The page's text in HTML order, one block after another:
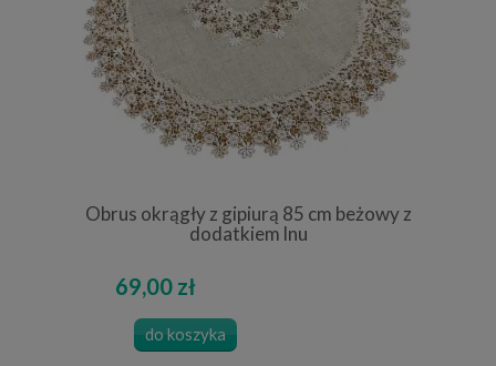
Obrus okrągły z gipiurą 85 cm beżowy z
dodatkiem lnu
69,00 zł
do koszyka